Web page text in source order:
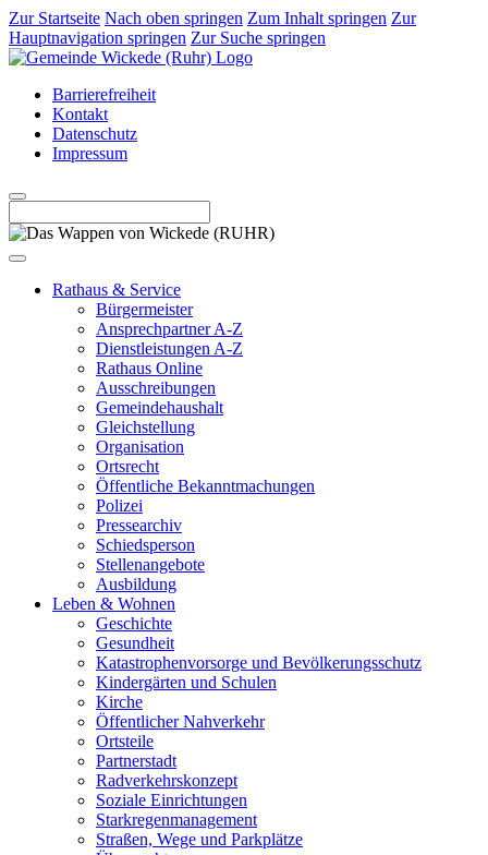
Zur Startseite Nach oben springen Zum Inhalt springen Zur
Hauptnavigation springen Zur Suche springen
Barrierefreiheit
Kontakt
Datenschutz
Impressum
Rathaus & Service
Bürgermeister
Ansprechpartner A-Z
Dienstleistungen A-Z
Rathaus Online
Ausschreibungen
Gemeindehaushalt
Gleichstellung
Organisation
Ortsrecht
Öffentliche Bekanntmachungen
Polizei
Pressearchiv
Schiedsperson
Stellenangebote
Ausbildung
Leben & Wohnen
Geschichte
Gesundheit
Katastrophenvorsorge und Bevölkerungsschutz
Kindergärten und Schulen
Kirche
Öffentlicher Nahverkehr
Ortsteile
Partnerstadt
Radverkehrskonzept
Soziale Einrichtungen
Starkregenmanagement
Straßen, Wege und Parkplätze